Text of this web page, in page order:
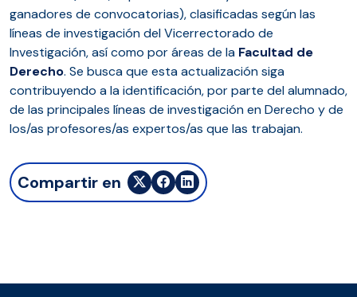
ganadores de convocatorias), clasificadas según las
líneas de investigación del Vicerrectorado de
Investigación, así como por áreas de la Facultad de
Derecho. Se busca que esta actualización siga
contribuyendo a la identificación, por parte del alumnado,
de las principales líneas de investigación en Derecho y de
los/as profesores/as expertos/as que las trabajan.
Compartir en